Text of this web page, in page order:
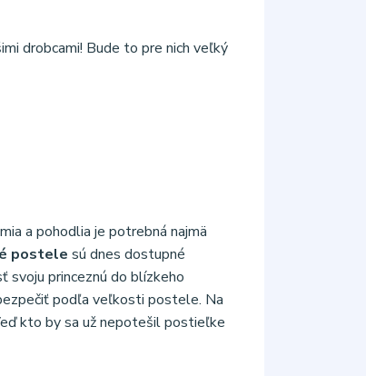
drobcami! Bude to pre nich veľký
a pohodlia je potrebná najmä
postele sú dnes dostupné
svoju princeznú do blízkeho
podľa veľkosti postele. Na
kto by sa už nepotešil postieľke